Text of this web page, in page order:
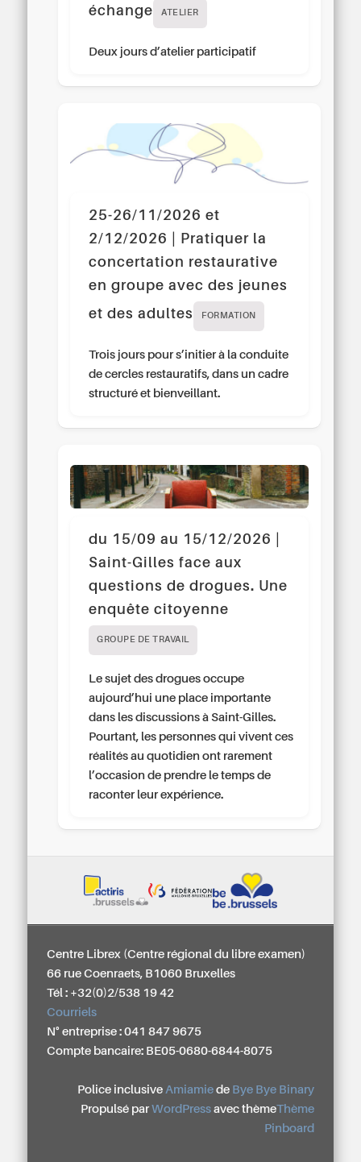
échange
ATELIER
Deux jours d’atelier participatif
25-26/11/2026 et
2/12/2026 | Pratiquer la
concertation restaurative
en groupe avec des jeunes
et des adultes
FORMATION
Trois jours pour s’initier à la conduite
de cercles restauratifs, dans un cadre
structuré et bienveillant.
du 15/09 au 15/12/2026 |
Saint-Gilles face aux
questions de drogues. Une
enquête citoyenne
GROUPE DE TRAVAIL
Le sujet des drogues occupe
aujourd’hui une place importante
dans les discussions à Saint-Gilles.
Pourtant, les personnes qui vivent ces
réalités au quotidien ont rarement
l’occasion de prendre le temps de
raconter leur expérience.
Centre Librex (Centre régional du libre examen)
66 rue Coenraets, B1060 Bruxelles
Tél : +32(0)2/538 19 42
Courriels
N° entreprise : 041 847 9675
Compte bancaire: BE05-0680-6844-8075
Police inclusive Amiamiede Bye Bye Binary
Propulsé par WordPressavec thèmeThème
Pinboard